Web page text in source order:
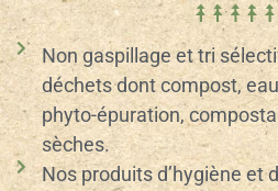
Non gaspillage et tri
déchets dont compost,
phyto-épuration,
sèches.
Nos produits d’hygiène et